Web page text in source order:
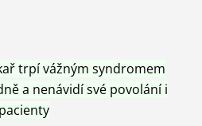
trpí vážným syndromem
a nenávidí své povolání i
pacienty